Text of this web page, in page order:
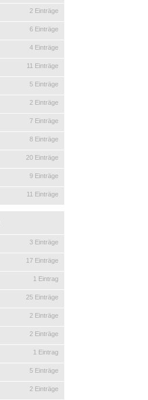
2 Einträge
6 Einträge
4 Einträge
11 Einträge
5 Einträge
2 Einträge
7 Einträge
8 Einträge
20 Einträge
9 Einträge
11 Einträge
3 Einträge
17 Einträge
1 Eintrag
25 Einträge
2 Einträge
2 Einträge
1 Eintrag
5 Einträge
2 Einträge